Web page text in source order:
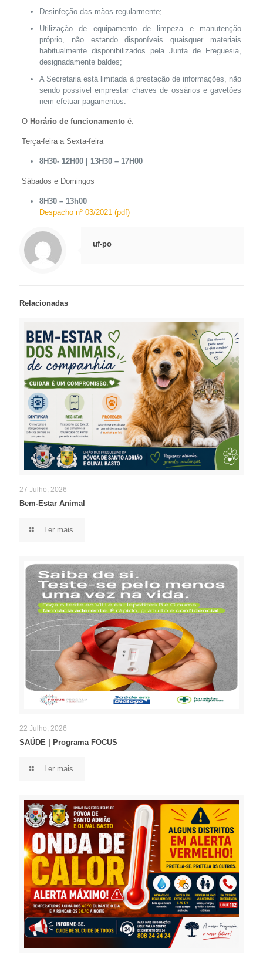
Desinfeção das mãos regularmente;
Utilização de equipamento de limpeza e manutenção
próprio, não estando disponíveis quaisquer materiais
habitualmente disponibilizados pela Junta de Freguesia,
designadamente baldes;
A Secretaria está limitada à prestação de informações, não
sendo possível emprestar chaves de ossários e gavetões
nem efetuar pagamentos.
O Horário de funcionamentoé:
Terça-feira a Sexta-feira
8H30- 12H00 | 13H30 – 17H00
Sábados e Domingos
8H30 – 13h00
Despacho nº 03/2021 (pdf)
uf-po
Relacionadas
27 Julho, 2026
Bem-Estar Animal
Ler mais
22 Julho, 2026
SAÚDE | Programa FOCUS
Ler mais